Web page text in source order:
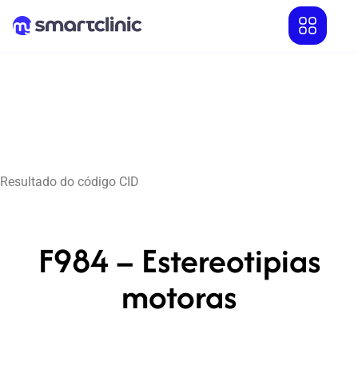
Resultado do código CID
F984 – Estereotipias
motoras